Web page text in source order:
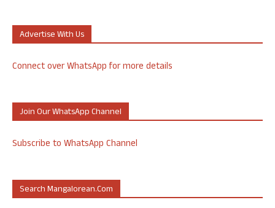
Advertise With Us
Connect over WhatsApp for more details
Join Our WhatsApp Channel
Subscribe to WhatsApp Channel
Search Mangalorean.com